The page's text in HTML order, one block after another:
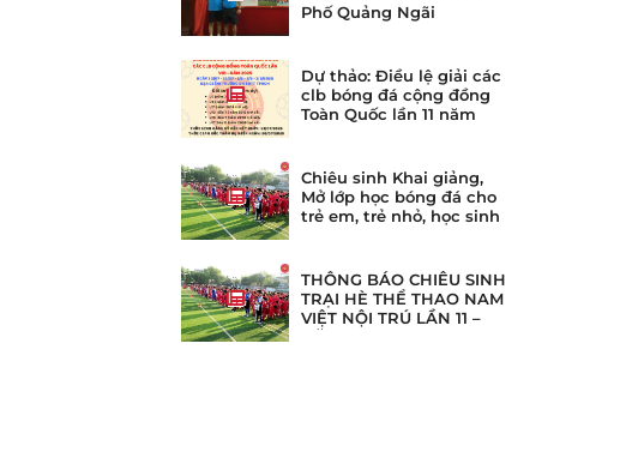
Phố Quảng Ngãi
Dự thảo: Điều lệ giải các
clb bóng đá cộng đồng
Toàn Quốc lần 11 năm
Chiêu sinh Khai giảng,
Mở lớp học bóng đá cho
trẻ em, trẻ nhỏ, học sinh
THÔNG BÁO CHIÊU SINH
TRẠI HÈ THỂ THAO NAM
VIỆT NỘI TRÚ LẦN 11 –